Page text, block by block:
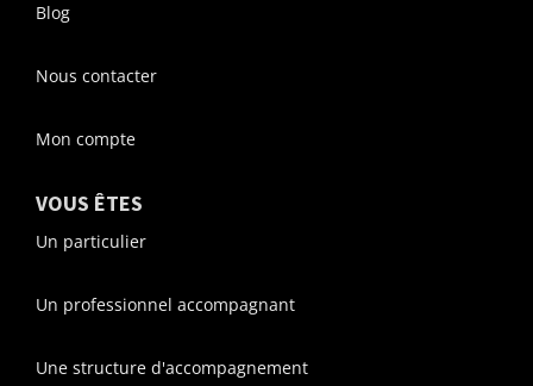
Blog
Nous contacter
Mon compte
VOUS ÊTES
Un particulier
Un professionnel accompagnant
Une structure d'accompagnement